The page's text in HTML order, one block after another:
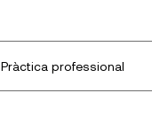
Pràctica professional